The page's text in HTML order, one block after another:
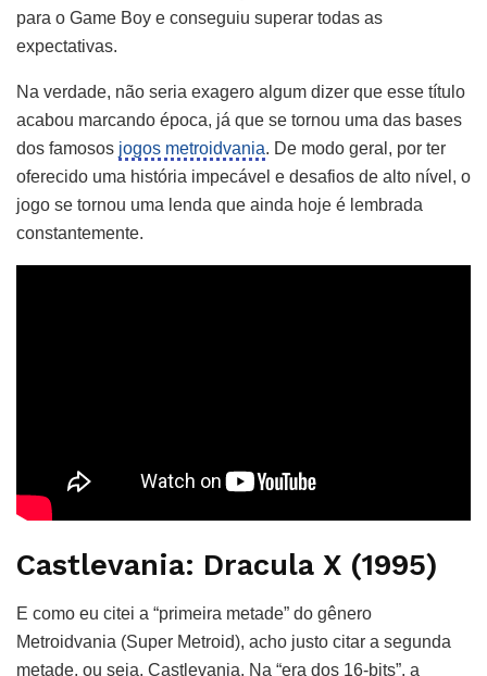
para o Game Boy e conseguiu superar todas as
expectativas.
Na verdade, não seria exagero algum dizer que esse título
acabou marcando época, já que se tornou uma das bases
dos famosos jogos metroidvania. De modo geral, por ter
oferecido uma história impecável e desafios de alto nível, o
jogo se tornou uma lenda que ainda hoje é lembrada
constantemente.
Castlevania: Dracula X (1995)
E como eu citei a “primeira metade” do gênero
Metroidvania (Super Metroid), acho justo citar a segunda
metade, ou seja, Castlevania. Na “era dos 16-bits”, a